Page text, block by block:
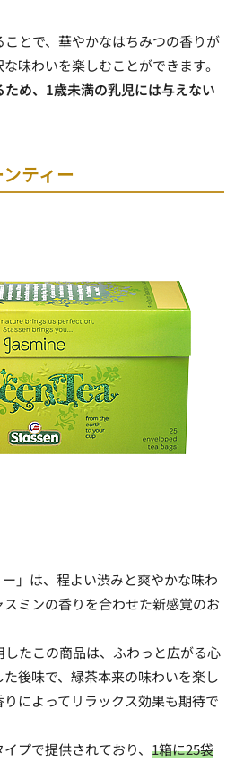
とで、華やかなはちみつの香りが
味わいを楽しむことができます。
め、1歳未満の乳児には与えない
ティー
ー」は、程よい渋みと爽やかな味わ
ミンの香りを合わせた新感覚のお
たこの商品は、ふわっと広がる心
後味で、緑茶本来の味わいを楽し
によってリラックス効果も期待で
プで提供されており、 1箱に25袋